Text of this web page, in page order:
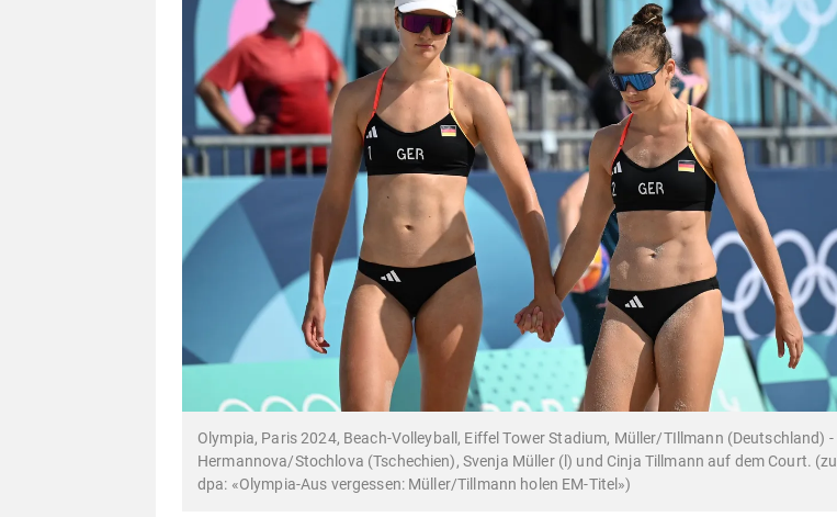
Olympia, Paris 2024, Beach-Volleyball, Eiffel Tower Stadium, Müller/TIllmann (Deutschland) -
Hermannova/Stochlova (Tschechien), Svenja Müller (l) und Cinja Tillmann auf dem Court. (zu
dpa: «Olympia-Aus vergessen: Müller/Tillmann holen EM-Titel»)